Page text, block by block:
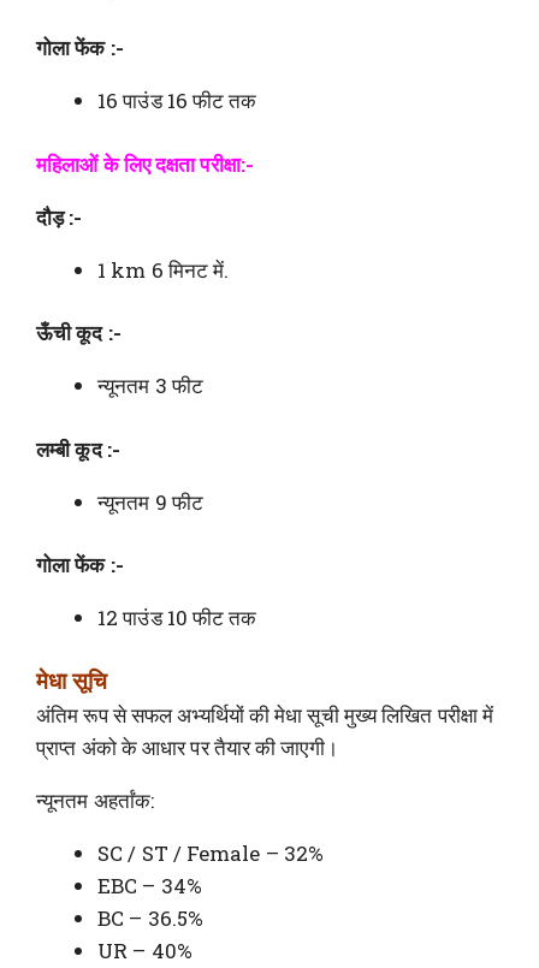
गोला फेंक :-
16 पाउंड 16 फीट तक
महिलाओं के लिए दक्षता परीक्षा:-
दौड़ :-
1 km 6 मिनट में.
ऊँची कूद :-
न्यूनतम 3 फीट
लम्बी कूद :-
न्यूनतम 9 फीट
गोला फेंक :-
12 पाउंड 10 फीट तक
मेधा सूचि
अंतिम रूप से सफल अभ्यर्थियों की मेधा सूची मुख्य लिखित परीक्षा में
प्राप्त अंको के आधार पर तैयार की जाएगी।
न्यूनतम अहर्तांक:
SC / ST / Female – 32%
EBC – 34%
BC – 36.5%
UR – 40%